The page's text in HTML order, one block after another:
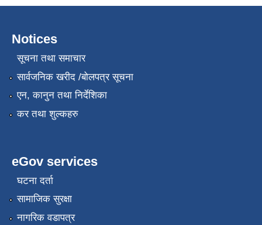
Notices
सूचना तथा समाचार
सार्वजनिक खरीद /बोलपत्र सूचना
एन, कानुन तथा निर्देशिका
कर तथा शुल्कहरु
eGov services
घटना दर्ता
सामाजिक सुरक्षा
नागरिक वडापत्र